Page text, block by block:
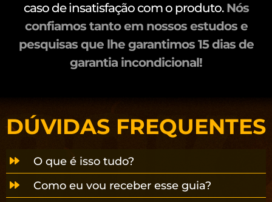
caso de insatisfação com o produto. Nós
confiamos tanto em nossos estudos e
pesquisas que lhe garantimos 15 dias de
garantia incondicional!
DÚVIDAS FREQUENTES
O que é isso tudo?
Como eu vou receber esse guia?